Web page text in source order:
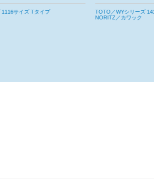
TOTO／WYシリーズ 1418サイズ Tタイプ